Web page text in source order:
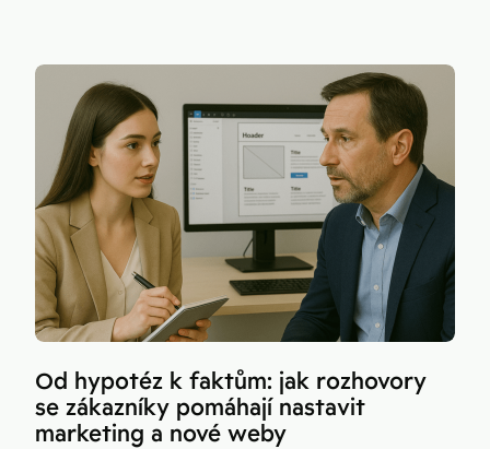
Od hypotéz k faktům: jak rozhovory
se zákazníky pomáhají nastavit
marketing a nové weby